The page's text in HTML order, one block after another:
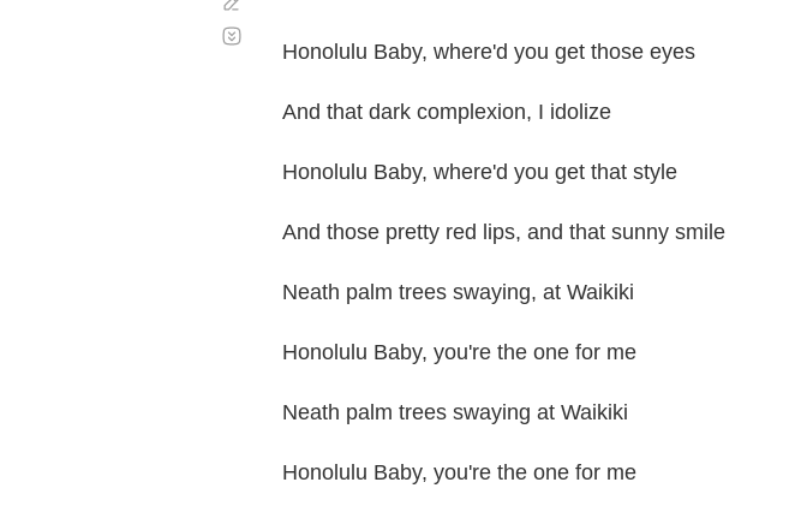
Honolulu Baby, where'd you get those eyes
And that dark complexion, I idolize
Honolulu Baby, where'd you get that style
And those pretty red lips, and that sunny smile
Neath palm trees swaying, at Waikiki
Honolulu Baby, you're the one for me
Neath palm trees swaying at Waikiki
Honolulu Baby, you're the one for me
automático